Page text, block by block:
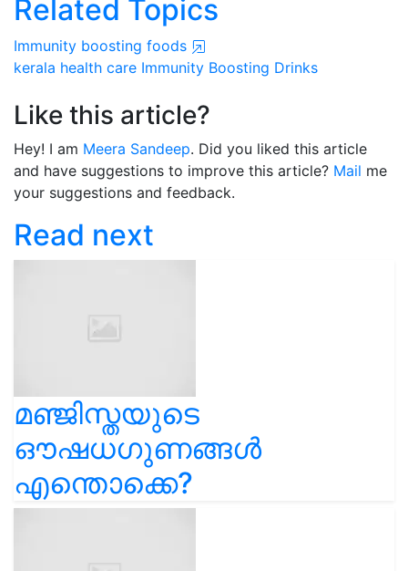
Related Topics
Immunity boosting foods
kerala health care Immunity Boosting Drinks
Like this article?
Hey! I am Meera Sandeep. Did you liked this article
and have suggestions to improve this article? Mail me
your suggestions and feedback.
Read next
മഞ്ജിസ്തയുടെ
ഔഷധഗുണങ്ങൾ
എന്തൊക്കെ?